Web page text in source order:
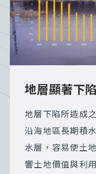
地層顯著下
地層下陷所造成
沿海地區長期積
水層，容易使土
響土地價值與利